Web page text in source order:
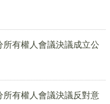
所有權人會議決議成立公
所有權人會議決議反對意